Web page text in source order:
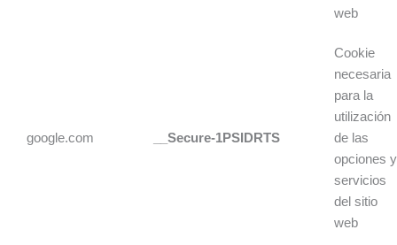
web
google.com __Secure-1PSIDRTS
Cookie
necesaria
para la
utilización
de las
opciones y
servicios
del sitio
web